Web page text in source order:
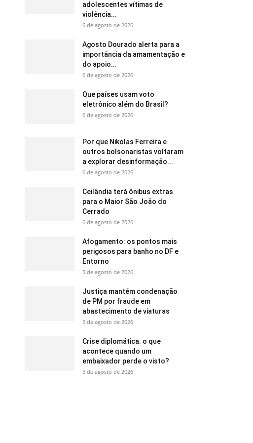
adolescentes vítimas de
violência...
6 de agosto de 2026
Agosto Dourado alerta para a
importância da amamentação e
do apoio...
6 de agosto de 2026
Que países usam voto
eletrônico além do Brasil?
6 de agosto de 2026
Por que Nikolas Ferreira e
outros bolsonaristas voltaram
a explorar desinformação...
6 de agosto de 2026
Ceilândia terá ônibus extras
para o Maior São João do
Cerrado
6 de agosto de 2026
Afogamento: os pontos mais
perigosos para banho no DF e
Entorno
5 de agosto de 2026
Justiça mantém condenação
de PM por fraude em
abastecimento de viaturas
5 de agosto de 2026
Crise diplomática: o que
acontece quando um
embaixador perde o visto?
5 de agosto de 2026